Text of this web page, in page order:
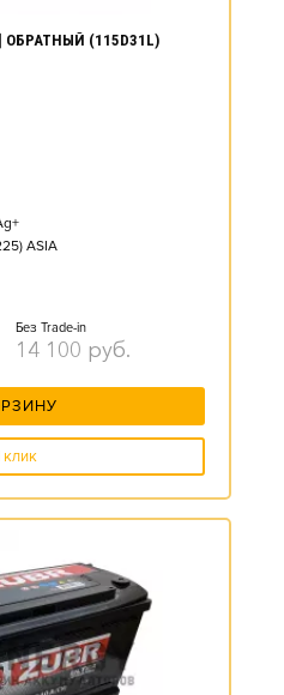
ОБРАТНЫЙ (115D31L)
ASIA
Без Trade-in
14 100 руб.
клик